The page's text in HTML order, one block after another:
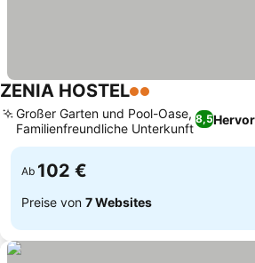
ZENIA HOSTEL2 Sterne
8,5
Großer Garten und Pool-Oase,
Familienfreundliche Unterkunft
Ab 102 €
Preise von 7 Websites